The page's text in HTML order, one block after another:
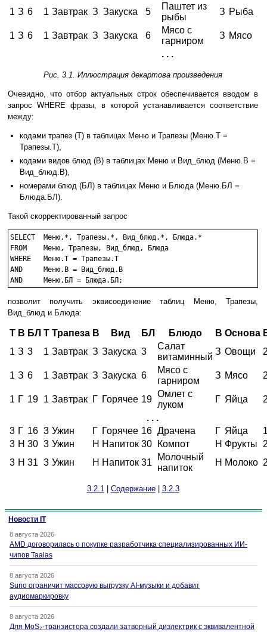
1 З 6 1 Завтрак З Закуска 5
Паштет из
рыбы
З Рыба
1 З 6 1 Завтрак З Закуска 6
Мясо с
гарниром
З Мясо
. . .
Рис. 3.1. Иллюстрация декартова произведения
Очевидно, что отбор актуальных строк обеспечивается вводом в
запрос WHERE фразы, в которой устанавливается соответствие
между:
кодами трапез (Т) в таблицах Меню и Трапезы (Меню.Т =
Трапезы.Т),
кодами видов блюд (В) в таблицах Меню и Вид_блюд (Меню.В =
Вид_блюд.В),
номерами блюд (БЛ) в таблицах Меню и Блюда (Меню.БЛ =
Блюда.БЛ).
Такой скорректированный запрос
SELECT	Меню.*, Трапезы.*, Вид_блюд.*, Блюда.*
FROM	Меню, Трапезы, Вид_блюд, Блюда
WHERE	Меню.Т = Трапезы.Т
AND	Меню.В = Вид_блюд.В
AND	Меню.БЛ = Блюда.БЛ;
позволит получить эквисоединение таблиц Меню, Трапезы,
Вид_блюд и Блюда:
Т В БЛ Т Трапеза В Вид БЛ Блюдо В Основа
1 З 3 1 Завтрак З Закуска 3
Салат
витаминный
З Овощи
1 З 6 1 Завтрак З Закуска 6
Мясо с
гарниром
З Мясо
1 Г 19 1 Завтрак Г Горячее 19
Омлет с
луком
Г Яйца
. . .
3 Г 16 3 Ужин Г Горячее 16 Драчена Г Яйца
3 Н 30 3 Ужин Н Напиток 30 Компот Н Фрукты
3 Н 31 3 Ужин Н Напиток 31
Молочный
напиток
Н Молоко
3.2.1| Содержание| 3.2.3
Новости IT
8 августа 2026
AMD договорилась о покупке разработчика специализированных ИИ-
чипов Taalas
8 августа 2026
Suno ограничит массовую выгрузку AI-музыки и добавит
аудиомаркировку
8 августа 2026
Для MoS₂-транзистора создали затворный диэлектрик с эквивалентной